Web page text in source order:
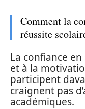
Comment la
réussite
La confiance
et à la
participent
craignent pas
académiques.